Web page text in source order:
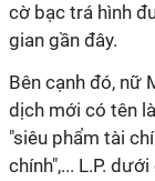
cờ bạc trá hình
gian gần đây.
Bên cạnh đó, nữ
dịch mới có tên
"siêu phẩm tài
chính",... L.P.